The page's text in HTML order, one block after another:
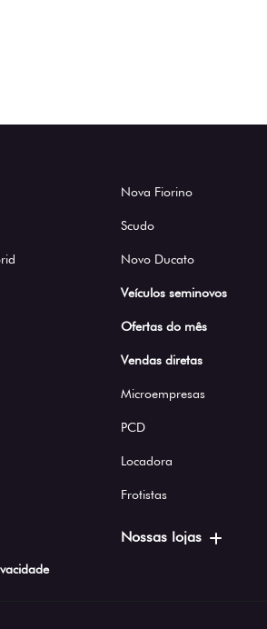
Nova Fiorino
Scudo
Novo Ducato
Veículos seminovos
Ofertas do mês
Vendas diretas
Microempresas
PCD
Locadora
Frotistas
Nossas lojas